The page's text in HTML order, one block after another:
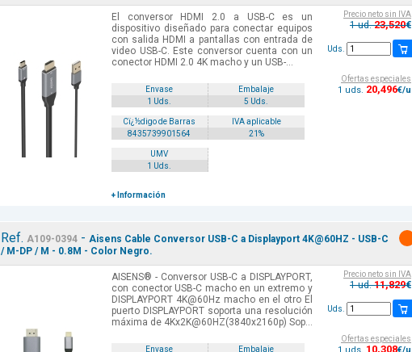
El conversor HDMI 2.0 a USB-C es un
dispositivo diseñado para conectar equipos
con salida HDMI a pantallas con entrada de
video USB-C. Este conversor cuenta con un
conector HDMI 2.0 4K macho y un USB-...
Envase
Embalaje
1 Uds.
5 Uds.
Cï¿½digo de Barras
IVA aplicable
8435739901564
21%
UMV
1 Uds.
+ Información
Precio neto sin IVA
1 ud.23,520€
Uds.
Ofertas especiales
1 uds. 20,496€/u
Ref. A109-0394 - Aisens Cable Conversor USB-C a Displayport 4K@60HZ - USB-C
/ M-DP / M - 0.8M - Color Negro.
AISENS® - Conversor USB-C a DISPLAYPORT,
con conector USB-C macho en un extremo y
DISPLAYPORT 4K@60Hz macho en el otro El
puerto DISPLAYPORT soporta una resolución
máxima de 4Kx2K@60HZ(3840x2160p) Sop...
Envase
Embalaje
Precio neto sin IVA
1 ud.11,829€
Uds.
Ofertas especiales
10,308